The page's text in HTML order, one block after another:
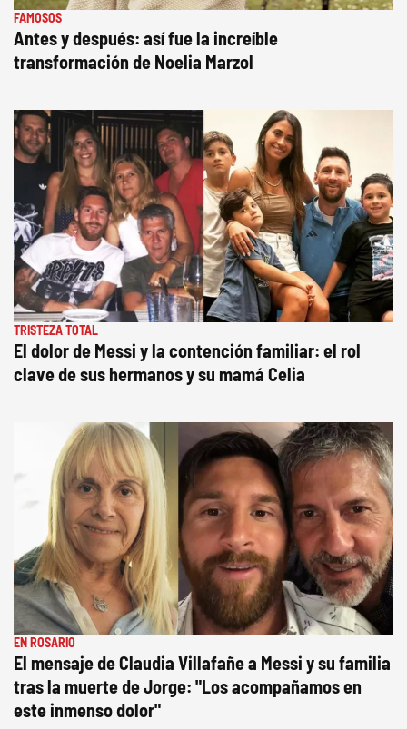
FAMOSOS
Antes y después: así fue la increíble
transformación de Noelia Marzol
TRISTEZA TOTAL
El dolor de Messi y la contención familiar: el rol
clave de sus hermanos y su mamá Celia
EN ROSARIO
El mensaje de Claudia Villafañe a Messi y su familia
tras la muerte de Jorge: "Los acompañamos en
este inmenso dolor"